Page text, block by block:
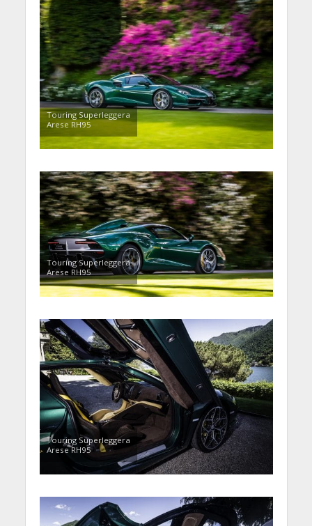
Touring Superleggera
Arese RH95
Touring Superleggera
Arese RH95
Touring Superleggera
Arese RH95